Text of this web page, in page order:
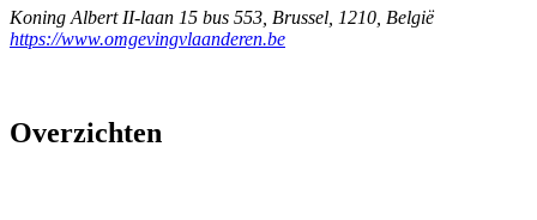
Koning Albert II-laan 15 bus 553 Brussel 1210 België
https://www.omgevingvlaanderen.be
Overzichten